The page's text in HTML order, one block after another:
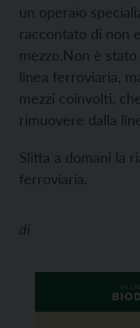
un operaio
raccontato di non
mezzo.Non è
linea ferroviaria,
mezzi coinvolti,
rimuovere dalla
Slitta a domani la
ferroviaria.
di